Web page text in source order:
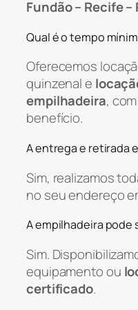
Fundão – Recife –
Qual é o tempo
Oferecemos
quinzenal e
empilhadeira,
benefício.
A entrega e retirada
Sim, realizamos
no seu endereço
A empilhadeira pode
Sim.
equipamento ou
certificado.